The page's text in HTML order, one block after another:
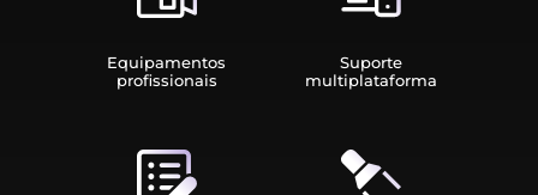
Equipamen­tos
profissionais
Suporte
multiplata­forma